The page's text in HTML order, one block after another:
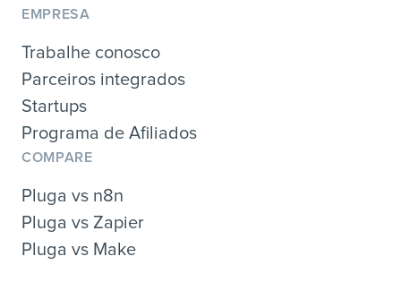
EMPRESA
Trabalhe conosco
Parceiros integrados
Startups
Programa de Afiliados
COMPARE
Pluga vs n8n
Pluga vs Zapier
Pluga vs Make